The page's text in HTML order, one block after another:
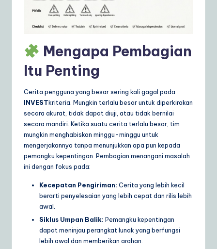
&
ft
w
Mengapa Pembagian
Itu Penting
Cerita pengguna yang besar sering kali gagal pada
INVESTkriteria. Mungkin terlalu besar untuk diperkirakan
secara akurat, tidak dapat diuji, atau tidak bernilai
secara mandiri. Ketika suatu cerita terlalu besar, tim
mungkin menghabiskan minggu-minggu untuk
mengerjakannya tanpa menunjukkan apa pun kepada
pemangku kepentingan. Pembagian menangani masalah
ini dengan fokus pada:
Kecepatan Pengiriman: Cerita yang lebih kecil
berarti penyelesaian yang lebih cepat dan rilis lebih
awal.
Siklus Umpan Balik: Pemangku kepentingan
dapat meninjau perangkat lunak yang berfungsi
lebih awal dan memberikan arahan.